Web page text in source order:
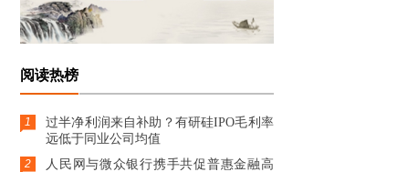
阅读热榜
1
过半净利润来自补助？有研硅IPO毛利率
远低于同业公司均值
2
人民网与微众银行携手共促普惠金融高